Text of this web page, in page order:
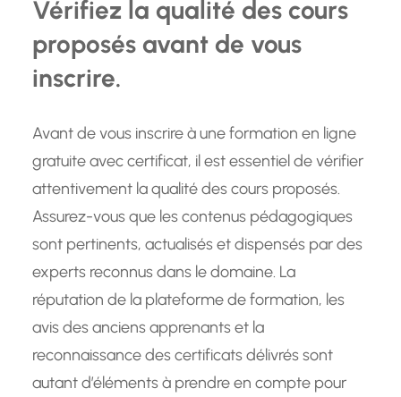
Vérifiez la qualité des cours
proposés avant de vous
inscrire.
Avant de vous inscrire à une formation en ligne
gratuite avec certificat, il est essentiel de vérifier
attentivement la qualité des cours proposés.
Assurez-vous que les contenus pédagogiques
sont pertinents, actualisés et dispensés par des
experts reconnus dans le domaine. La
réputation de la plateforme de formation, les
avis des anciens apprenants et la
reconnaissance des certificats délivrés sont
autant d’éléments à prendre en compte pour